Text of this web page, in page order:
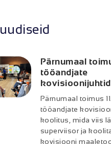
Pärnumaal
tööandjate
Pärnumaal toimus
tööandjate
koolitus, mida viis
superviisor ja
kovisiooni